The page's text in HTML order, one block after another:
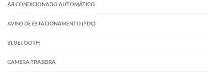
AR CONDICIONADO AUTOMÁTICO
AVISO DE ESTACIONAMENTO (PDC)
BLUETOOTH
CAMERA TRASEIRA